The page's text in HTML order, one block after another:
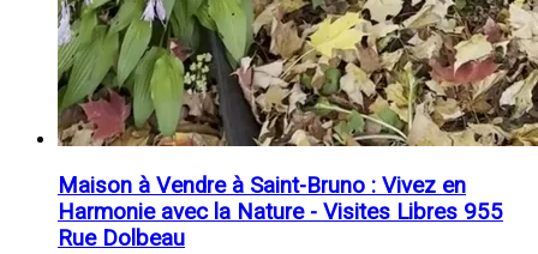
Maison à Vendre à Saint-Bruno : Vivez en
Harmonie avec la Nature - Visites Libres 955
Rue Dolbeau